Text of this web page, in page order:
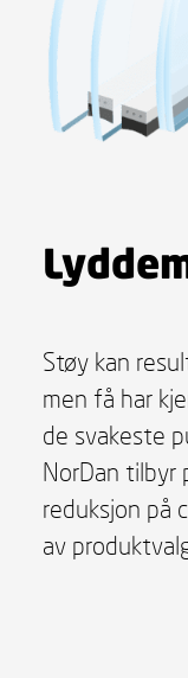
Støy kan
men få har
de svakeste
NorDan
reduksjon på
av